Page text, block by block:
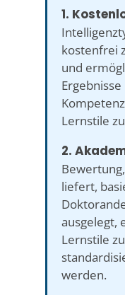
1.
kostenfrei
und
Lernstile
2.
liefert,
ausgelegt,
Lernstile
werden.